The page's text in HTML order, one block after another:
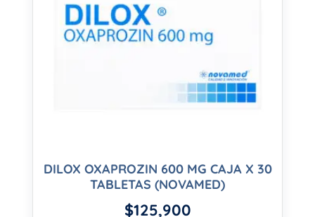
DILOX OXAPROZIN 600 MG CAJA X 30
TABLETAS (NOVAMED)
$125,900